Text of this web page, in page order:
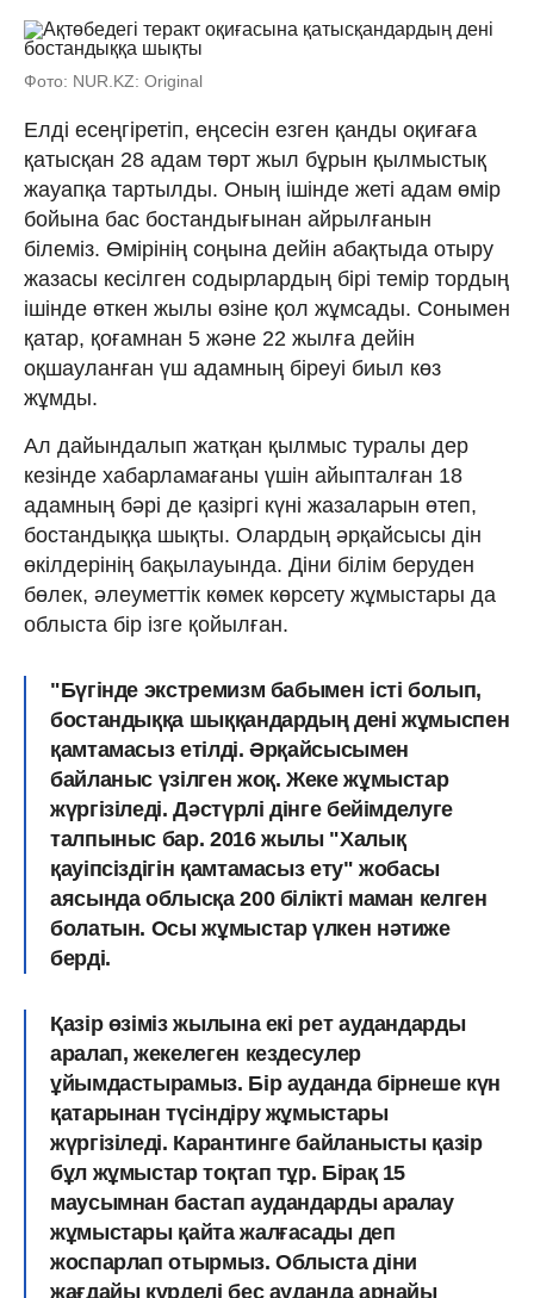
Фото: NUR.KZ: Original
Елді есеңгіретіп, еңсесін езген қанды оқиғаға
қатысқан 28 адам төрт жыл бұрын қылмыстық
жауапқа тартылды. Оның ішінде жеті адам өмір
бойына бас бостандығынан айрылғанын
білеміз. Өмірінің соңына дейін абақтыда отыру
жазасы кесілген содырлардың бірі темір тордың
ішінде өткен жылы өзіне қол жұмсады. Сонымен
қатар, қоғамнан 5 және 22 жылға дейін
оқшауланған үш адамның біреуі биыл көз
жұмды.
Ал дайындалып жатқан қылмыс туралы дер
кезінде хабарламағаны үшін айыпталған 18
адамның бәрі де қазіргі күні жазаларын өтеп,
бостандыққа шықты. Олардың әрқайсысы дін
өкілдерінің бақылауында. Діни білім беруден
бөлек, әлеуметтік көмек көрсету жұмыстары да
облыста бір ізге қойылған.
"Бүгінде экстремизм бабымен істі болып,
бостандыққа шыққандардың дені жұмыспен
қамтамасыз етілді. Әрқайсысымен
байланыс үзілген жоқ. Жеке жұмыстар
жүргізіледі. Дәстүрлі дінге бейімделуге
талпыныс бар. 2016 жылы "Халық
қауіпсіздігін қамтамасыз ету" жобасы
аясында облысқа 200 білікті маман келген
болатын. Осы жұмыстар үлкен нәтиже
берді.
Қазір өзіміз жылына екі рет аудандарды
аралап, жекелеген кездесулер
ұйымдастырамыз. Бір ауданда бірнеше күн
қатарынан түсіндіру жұмыстары
жүргізіледі. Карантинге байланысты қазір
бұл жұмыстар тоқтап тұр. Бірақ 15
маусымнан бастап аудандарды аралау
жұмыстары қайта жалғасады деп
жоспарлап отырмыз. Облыста діни
жағдайы күрделі бес ауданда арнайы